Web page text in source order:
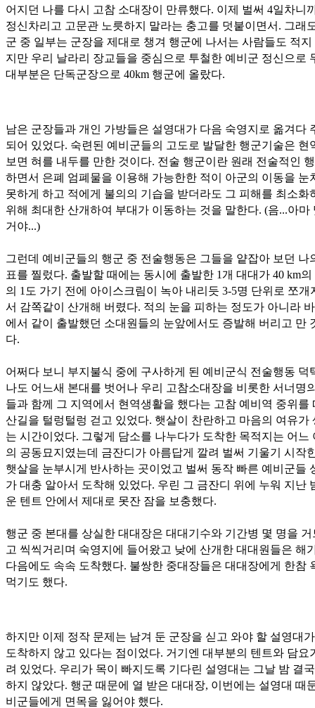
어지던 나를 다시 고참 소대장이 만류했다. 이제 벌써 4일차니
정신차리고 고문관 노릇하지 말라는 충고를 덧붙이면서. 그래
군 중 일부는 군장을 제대로 챙겨 행군에 나서는 사람들도 적지
지만 우리 날라리 장교들을 중심으로 투철한 예비군 정신으로
대부분은 단독군장으로 40km 행군에 올랐다.
남은 군장들과 개인 가방들은 설영대가 다음 숙영지로 옮겨다
되어 있었다. 숙련된 예비군들의 고도로 발달한 행군기술은 현
보면 혀를 내두를 만한 것이다. 전술 행군이란 원래 전술적인
하면서 은폐 엄폐물을 이용해 가능한한 적이 아군의 이동을 눈
못하게 하고 적에게 불의의 기습을 받더라도 그 피해를 최소화
위해 최대한 산개하여 부대가 이동하는 것을 말한다. (음...아마
거야...)
그런데 예비군들의 행군 중 전술행동은 그들을 얕잡아 보던 나
표를 찔렀다. 출발할 때에는 동시에 출발한 1개 대대가 40 km의
의 1도 가기 전에 아이스크림이 녹아 내리듯 3-5명 단위로 쪼개
서 감쪽같이 산개해 버렸다. 적의 눈을 피하는 정도가 아니라
에서 같이 출발했던 소대원들의 눈앞에서도 증발해 버리고 만
다.
어쩌다 보니 부지불식 중에 구사하게 된 예비군식 전술행동 덕
나도 어느새 본대를 벗어나 우리 고참소대장을 비롯한 서너명
들과 함께 그 지역에서 현역생활을 했다는 고참 예비역 중위를
산길을 털렁털렁 걷고 있었다. 햇살이 찬란하고 마음의 여유가
는 시간이었다. 그렇게 담소를 나누다가 도착한 목적지는 어느
의 공동묘지였는데 금잔디가 아름답게 깔려 벌써 기울기 시작
햇살을 눈부시게 반사하는 곳이었고 벌써 동작 빠른 예비군들
가 대충 알아서 도착해 있었다. 우린 그 금잔디 위에 누워 지난
운 텐트 안에서 제대로 못잔 잠을 보충했다.
행군 중 본대를 상실한 대대장은 대대기수와 기간병 몇 명을 거
고 씩씩거리며 숙영지에 들어왔고 낮에 산개한 대대원들은 해
다음에도 속속 도착했다. 불쌍한 중대장들은 대대장에게 한참
먹기도 했다.
하지만 이제 정작 문제는 남겨 둔 군장을 싣고 와야 할 설영대
도착하지 않고 있다는 점이었다. 거기엔 대부분의 텐트와 담요
려 있었다. 우리가 목이 빠지도록 기다린 설영대는 그날 밤 결
하지 않았다. 행군 때문에 열 받은 대대장, 이번에는 설영대 때
비군들에게 면목을 잃어야 했다.